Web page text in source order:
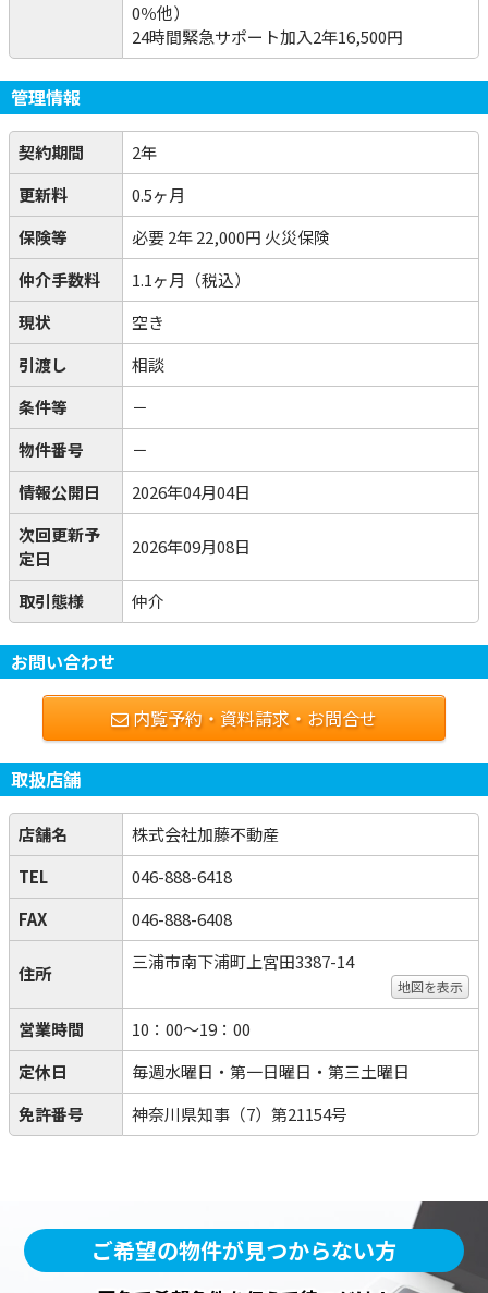
0％他）
24時間緊急サポート加入2年16,500円
管理情報
契約期間
2年
更新料
0.5ヶ月
保険等
必要2年 22,000円 火災保険
仲介手数料
1.1ヶ月（税込）
現状
空き
引渡し
相談
条件等
－
物件番号
－
情報公開日
2026年04月04日
次回更新予
定日
2026年09月08日
取引態様 仲介
お問い合わせ
内覧予約・資料請求・お問合せ
取扱店舗
店舗名
株式会社加藤不動産
TEL
046-888-6418
FAX
046-888-6408
住所
三浦市南下浦町上宮田3387-14
地図を表示
営業時間
10：00～19：00
定休日
毎週水曜日・第一日曜日・第三土曜日
免許番号
神奈川県知事（7）第21154号
ご希望の物件が見つからない方